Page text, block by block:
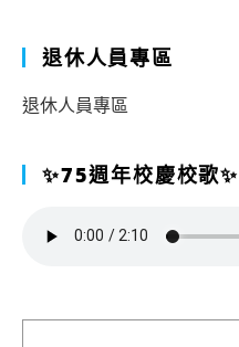
退休人員專區
退休人員專區
✨75週年校慶校歌✨